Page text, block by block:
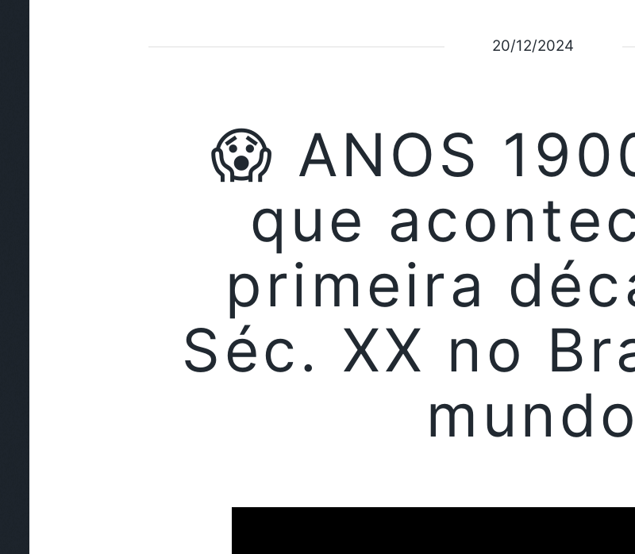
20/12/2024
😱 ANOS
que
primeira
Séc. XX no
mundo